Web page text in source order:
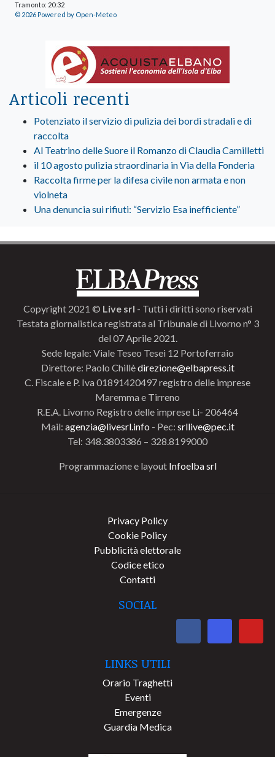
Tramonto: 20:32
© 2026 Powered by Open-Meteo
Articoli recenti
Potenziato il servizio di pulizia dei bordi stradali e di
raccolta
Al Teatrino delle Suore il Romanzo di Claudia Camilletti
il 10 agosto pulizia straordinaria in Via della Fonderia
Raccolta firme per la difesa civile non armata e non
violneta
Una denuncia sui rifiuti: “Servizio Esa inefficiente”
Copyright 2021 © Live srl - Tutti i diritti sono riservati
Testata giornalistica registrata al Tribunale di Livorno n° 3
del 07 Aprile 2021.
Sede legale: Viale Teseo Tesei 12 Portoferraio
Direttore: Paolo Chillèdirezione@elbapress.it
C. Fiscale e P. Iva 01891420497 registro delle imprese
Maremma e Tirreno
R.E.A. Livorno Registro delle imprese Li- 206464
Mail: agenzia@livesrl.info - Pec: srllive@pec.it
Tel: 348.3803386 – 328.8199000
Programmazione e layout Infoelba srl
Privacy Policy
Cookie Policy
Pubblicità elettorale
Codice etico
Contatti
SOCIAL
LINKS UTILI
Orario Traghetti
Eventi
Emergenze
Guardia Medica